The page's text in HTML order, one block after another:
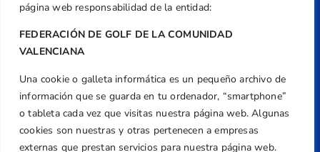
página web responsabilidad de la entidad:
FEDERACIÓN DE GOLF DE LA COMUNIDAD
VALENCIANA
Una cookie o galleta informática es un pequeño archivo de
información que se guarda en tu ordenador, “smartphone”
o tableta cada vez que visitas nuestra página web. Algunas
cookies son nuestras y otras pertenecen a empresas
externas que prestan servicios para nuestra página web.
Dirección
Centre de L´Esport, Carrer d'Isaac Peral i
Caballero, Nº 5, Despachos 2 y 3, 46980,
Valencia